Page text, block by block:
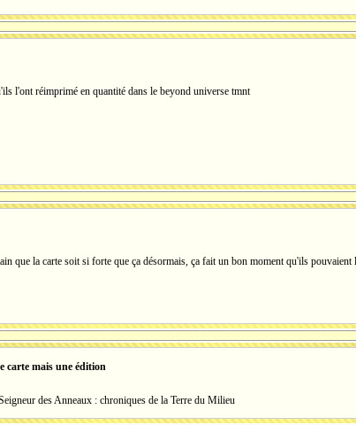
l'ont réimprimé en quantité dans le beyond universe tmnt
que la carte soit si forte que ça désormais, ça fait un bon moment qu'ils
carte mais une édition
des Anneaux : chroniques de la Terre du Milieu